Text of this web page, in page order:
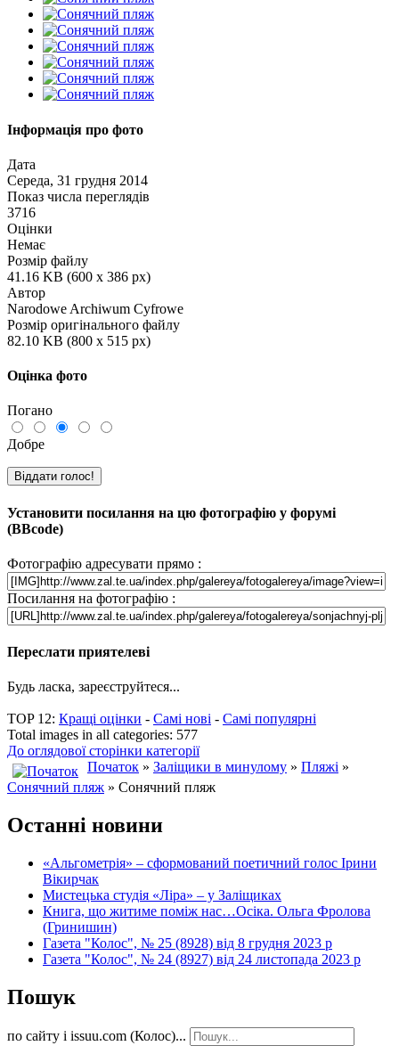
Інформація про фото
Дата
Середа, 31 грудня 2014
Показ числа переглядів
3716
Оцінки
Немає
Розмір файлу
41.16 KB (600 x 386 px)
Автор
Narodowe Archiwum Cyfrowe
Розмір оригінального файлу
82.10 KB (800 x 515 px)
Оцінка фото
Погано
Добре
Установити посилання на цю фотографію у форумі
(BBcode)
Фотографію адресувати прямо :
Посилання на фотографію :
Переслати приятелеві
Будь ласка, зареєструйтеся...
TOP 12: Кращі оцінки - Самі нові - Самі популярні
Total images in all categories: 577
До оглядової сторінки категорії
Початок » Заліщики в минулому » Пляжі »
Сонячний пляж » Сонячний пляж
Останні новини
«Альгометрія» – сформований поетичний голос Ірини
Вікирчак
Мистецька студія «Ліра» – у Заліщиках
Книга, що житиме поміж нас…Осіка. Ольга Фролова
(Гринишин)
Газета "Колос", № 25 (8928) від 8 грудня 2023 р
Газета "Колос", № 24 (8927) від 24 листопада 2023 р
Пошук
по сайту і issuu.com (Колос)...